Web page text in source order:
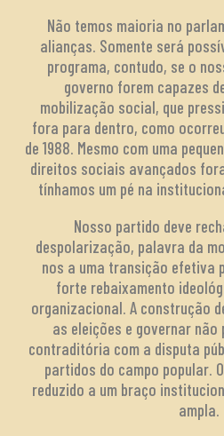
Não temos maioria no
alianças. Somente será
programa, contudo, se o
governo forem capazes
mobilização social, que
fora para dentro, como
de 1988. Mesmo com uma
direitos sociais avançados
tínhamos um pé na
Nosso partido deve
despolarização, palavra da
nos a uma transição efetiva
forte rebaixamento
organizacional. A construção
as eleições e governar
contraditória com a disputa
partidos do campo popular.
reduzido a um braço
ampla.